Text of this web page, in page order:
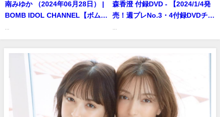
式】さんより
南みゆか （2024年06月28日） |
BOMB IDOL CHANNEL【ボム編
森香澄 付録DVD - 【2024/1/4発
売！週プレNo.3・4付録DVDチラ
DVDが視聴できる♪ #森香澄
Kasumi Mori（2023年12月22
日） | 週プレChannel【集英社
週刊プレイボーイ公式】さんよ